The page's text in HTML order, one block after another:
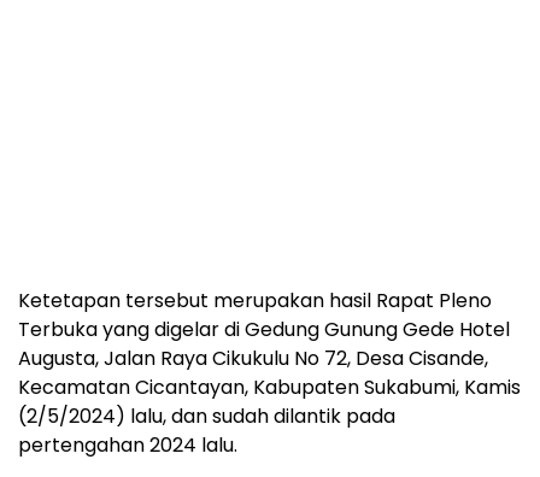
Ketetapan tersebut merupakan hasil Rapat Pleno
Terbuka yang digelar di Gedung Gunung Gede Hotel
Augusta, Jalan Raya Cikukulu No 72, Desa Cisande,
Kecamatan Cicantayan, Kabupaten Sukabumi, Kamis
(2/5/2024) lalu, dan sudah dilantik pada
pertengahan 2024 lalu.